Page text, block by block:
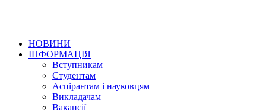
НОВИНИ
ІНФОРМАЦІЯ
Вступникам
Студентам
Аспірантам і науковцям
Викладачам
Вакансії